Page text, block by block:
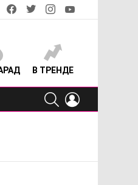
facebooktwitterinstagram
В ТРЕНДЕ
SEARCH